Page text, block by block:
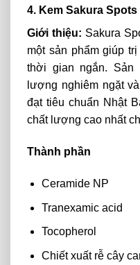
4. Kem Sakura
Giới thiệu: Sakura
một sản phẩm giúp
thời gian ngắn. Sản
lượng nghiêm ngặt
đạt tiêu chuẩn Nhật
chất lượng cao nhất
Thành phần
Ceramide NP
Tranexamic acid
Tocopherol
Chiết xuất rễ cây